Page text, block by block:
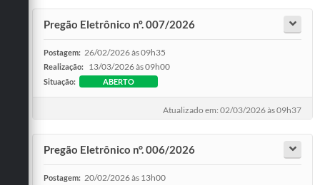
Pregão Eletrônico nº. 007/2026
Postagem: 26/02/2026 às 09h35
Realização: 13/03/2026 às 09h00
Situação: ABERTO
Atualizado em: 02/03/2026 às 09h37
Pregão Eletrônico n°. 006/2026
Postagem: 20/02/2026 às 13h00